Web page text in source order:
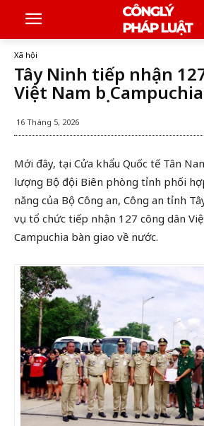
Xã hội
Tây Ninh tiếp nhận
Việt Nam bị
16 Tháng 5, 2026
Mới đây, tại Cửa khẩu Quốc tế Tân
lượng Bộ đội Biên phòng tỉnh phối
năng của Bộ Công an, Công an tỉnh
vụ tổ chức tiếp nhận 127 công dân
Campuchia bàn giao về nước.